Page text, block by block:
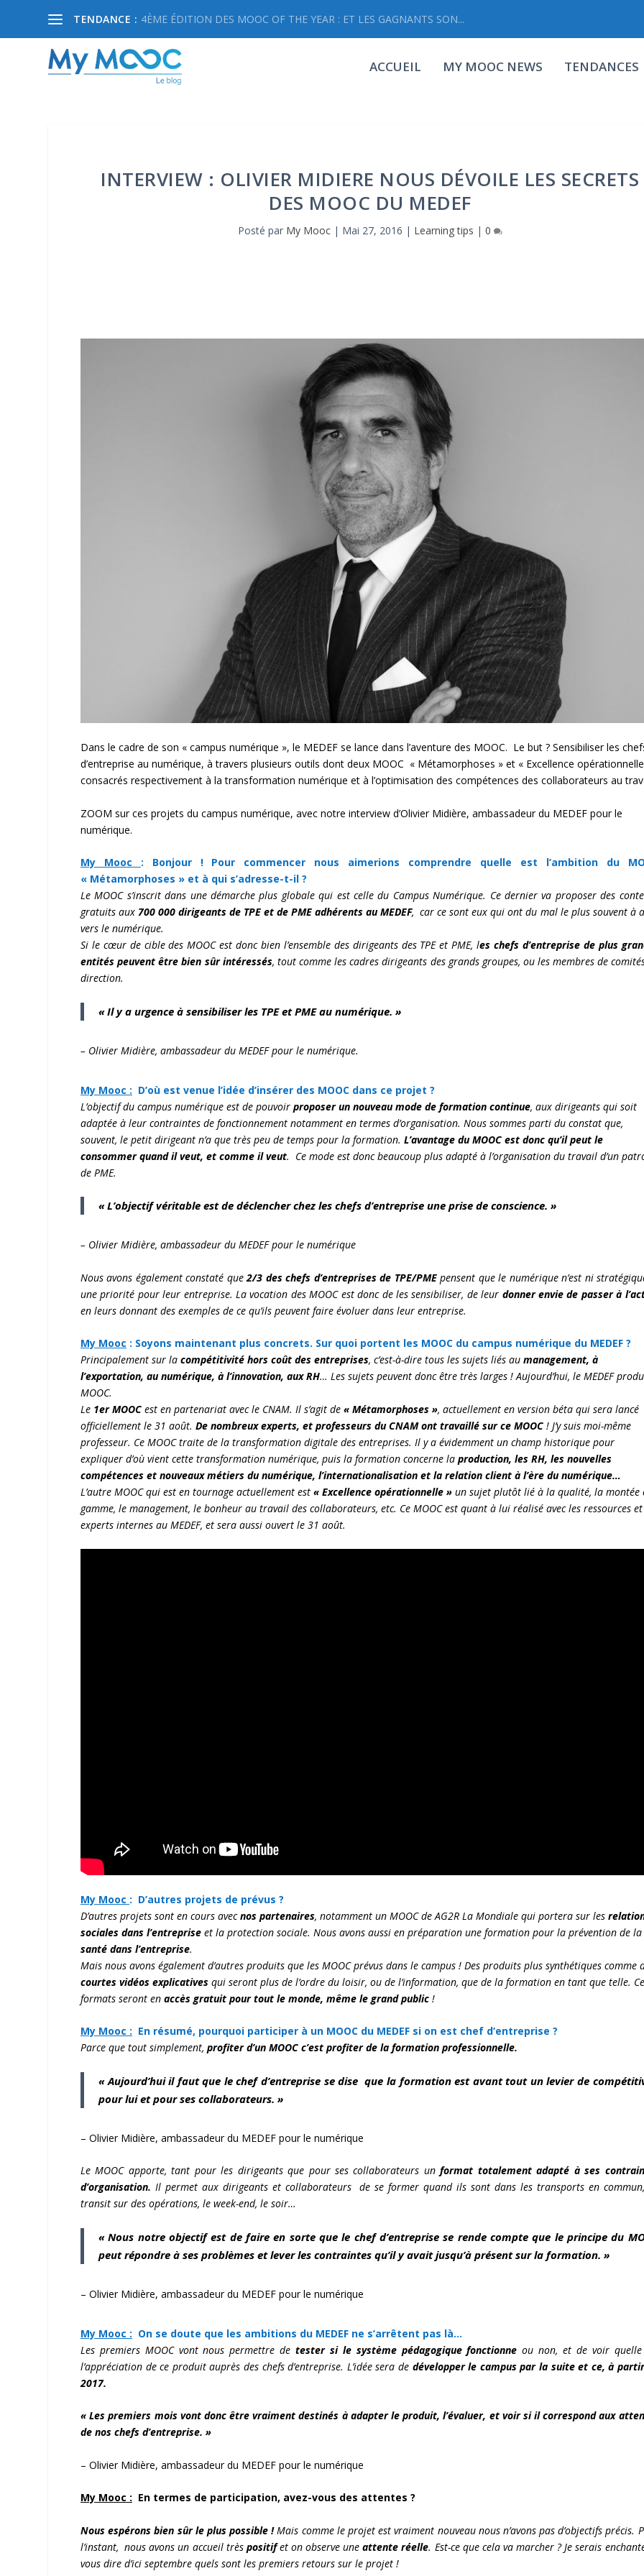
TENDANCE : 4ÈME ÉDITION DES MOOC OF THE YEAR : ET LES GAGNANTS SON...
ACCUEIL MY MOOC NEWS TENDANCES
INTERVIEW : OLIVIER MIDIERE NOUS DÉVOILE LES SECRETS
DES MOOC DU MEDEF
Posté par My Mooc| Mai 27, 2016 | Learning tips | 0
Dans le cadre de son « campus numérique », le MEDEF se lance dans l’aventure des MOOC. Le but ? Sensibiliser les
d’entreprise au numérique, à travers plusieurs outils dont deux MOOC « Métamorphoses » et « Excellence
consacrés respectivement à la transformation numérique et à l’optimisation des compétences des collaborateurs au
ZOOM sur ces projets du campus numérique, avec notre interview d’Olivier Midière, ambassadeur du MEDEF pour le
numérique.
My Mooc : Bonjour ! Pour commencer nous aimerions comprendre quelle est l’ambition du
« Métamorphoses » et à qui s’adresse-t-il ?
Le MOOC s’inscrit dans une démarche plus globale qui est celle du Campus Numérique. Ce dernier va proposer des
gratuits aux700 000 dirigeants de TPE et de PME adhérents au MEDEF, car ce sont eux qui ont du mal le plus souvent à
vers le numérique.
Si le cœur de cible des MOOC est donc bien l’ensemble des dirigeants des TPE et PME, les chefs d’entreprise de plus
entités peuvent être bien sûr intéressés, tout comme les cadres dirigeants des grands groupes, ou les membres de
direction.
« Il y a urgence à sensibiliser les TPE et PME au numérique. »
– Olivier Midière, ambassadeur du MEDEF pour le numérique.
My Mooc : D’où est venue l’idée d’insérer des MOOC dans ce projet ?
L’objectif du campus numérique est de pouvoir proposer un nouveau mode de formation continue, aux dirigeants qui soit
adaptée à leur contraintes de fonctionnement notamment en termes d’organisation. Nous sommes parti du constat que,
souvent, le petit dirigeant n’a que très peu de temps pour la formation. L’avantage du MOOC est donc qu’il peut le
consommer quand il veut, et comme il veut. Ce mode est donc beaucoup plus adapté à l’organisation du travail d’un
de PME.
« L’objectif véritable est de déclencher chez les chefs d’entreprise une prise de conscience. »
– Olivier Midière, ambassadeur du MEDEF pour le numérique
Nous avons également constaté que2/3 des chefs d’entreprises de TPE/PMEpensent que le numérique n’est ni
une priorité pour leur entreprise. La vocation des MOOC est donc de les sensibiliser, de leur donner envie de passer à
en leurs donnant des exemples de ce qu’ils peuvent faire évoluer dans leur entreprise.
My Mooc : Soyons maintenant plus concrets. Sur quoi portent les MOOC du campus numérique du MEDEF ?
Principalement sur la compétitivité hors coût des entreprises, c’est-à-dire tous les sujets liés au management, à
l’exportation, au numérique, à l’innovation, aux RH… Les sujets peuvent donc être très larges ! Aujourd’hui, le MEDEF
MOOC.
Le 1er MOOCest en partenariat avec le CNAM. Il s’agit de « Métamorphoses », actuellement en version béta qui sera lancé
officiellement le 31 août. De nombreux experts, et professeurs du CNAM ont travaillé sur ce MOOC! J’y suis moi-même
professeur. Ce MOOC traite de la transformation digitale des entreprises. Il y a évidemment un champ historique pour
expliquer d’où vient cette transformation numérique, puis la formation concerne la production, les RH, les nouvelles
compétences et nouveaux métiers du numérique, l’internationalisation et la relation client à l’ère du numérique…
L’autre MOOC qui est en tournage actuellement est « Excellence opérationnelle »un sujet plutôt lié à la qualité, la montée
gamme, le management, le bonheur au travail des collaborateurs, etc. Ce MOOC est quant à lui réalisé avec les ressources et
experts internes au MEDEF, et sera aussi ouvert le 31 août.
My Mooc : D’autres projets de prévus ?
D’autres projets sont en cours avecnos partenaires, notamment un MOOC de AG2R La Mondiale qui portera sur les
sociales dans l’entrepriseet la protection sociale. Nous avons aussi en préparation une formation pour la prévention de la
santé dans l’entreprise.
Mais nous avons également d’autres produits que les MOOC prévus dans le campus ! Des produits plus synthétiques comme
courtes vidéos explicativesqui seront plus de l’ordre du loisir, ou de l’information, que de la formation en tant que telle.
formats seront en accès gratuit pour tout le monde, même le grand public !
My Mooc : En résumé, pourquoi participer à un MOOC du MEDEF si on est chef d’entreprise ?
Parce que tout simplement, profiter d’un MOOC c’est profiter de la formation professionnelle.
« Aujourd’hui il faut que le chef d’entreprise se dise que la formation est avant tout un levier de
pour lui et pour ses collaborateurs. »
– Olivier Midière, ambassadeur du MEDEF pour le numérique
Le MOOC apporte, tant pour les dirigeants que pour ses collaborateurs unformat totalement adapté à ses
d’organisation. Il permet aux dirigeants et collaborateurs de se former quand ils sont dans les transports en
transit sur des opérations, le week-end, le soir…
« Nous notre objectif est de faire en sorte que le chef d’entreprise se rende compte que le principe du
peut répondre à ses problèmes et lever les contraintes qu’il y avait jusqu’à présent sur la formation. »
– Olivier Midière, ambassadeur du MEDEF pour le numérique
My Mooc : On se doute que les ambitions du MEDEF ne s’arrêtent pas là…
Les premiers MOOC vont nous permettre detester si le système pédagogique fonctionne ou non, et de voir quelle
l’appréciation de ce produit auprès des chefs d’entreprise. L’idée sera de développer le campus par la suite et ce, à
2017.
« Les premiers mois vont donc être vraiment destinés à adapter le produit, l’évaluer, et voir si il correspond aux
de nos chefs d’entreprise. »
– Olivier Midière, ambassadeur du MEDEF pour le numérique
My Mooc : En termes de participation, avez-vous des attentes ?
Nous espérons bien sûr le plus possible !Mais comme le projet est vraiment nouveau nous n’avons pas d’objectifs précis.
l’instant, nous avons un accueil très positifet on observe uneattente réelle. Est-ce que cela va marcher ? Je serais
vous dire d’ici septembre quels sont les premiers retours sur le projet !